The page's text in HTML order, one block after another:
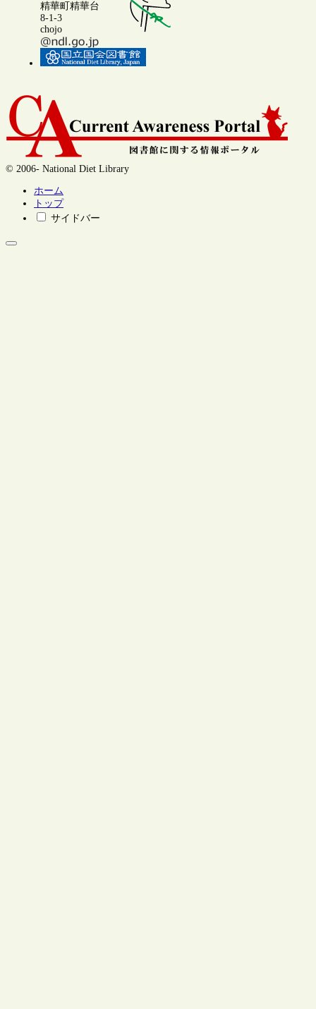
精華町精華台
8-1-3
chojo
© 2006- National Diet Library
ホーム
トップ
サイドバー